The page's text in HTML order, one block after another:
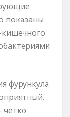
показаны
фурункула
четко